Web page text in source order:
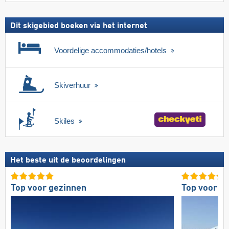
Dit skigebied boeken via het internet
Voordelige accommodaties/hotels
Skiverhuur
Skiles
Het beste uit de beoordelingen
Top voor gezinnen Top voor